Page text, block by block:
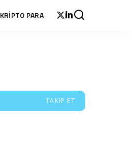
KRİPTO PARA
TAKIP ET